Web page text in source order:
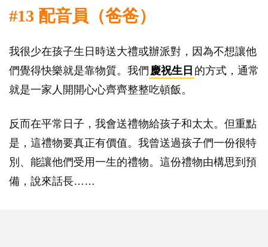
#13 配音員（爸爸）
我很少在孩子生日時送大禮或辦派對，因為不想讓他
們覺得快樂就是靠物質。我們 慶祝生日 的方式，通常
就是一家人開開心心齊齊整整吃頓飯。
反而在平常日子，我會送禮物給孩子和太太。但重點
是，這禮物要真正有價值。我曾送過孩子們一份很特
別、能讓他們受用一生的禮物。這份禮物由構思到預
備，說來話長……